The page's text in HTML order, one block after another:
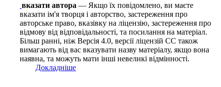
вказати автора — Якщо їх повідомлено, ви маєте
вказати ім'я творця і авторство, застереження про
авторське право, вказівку на ліцензію, застереження про
відмову від відповідальності, та посилання на матеріал.
Більш ранні, ніж Версія 4.0, версії ліцензій CC також
вимагають від вас вказувати назву матеріалу, якщо вона
наявна, та можуть мати інші невеликі відмінності.
Докладніше